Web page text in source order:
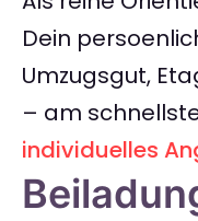
Dein
Umzugsgut,
– am
individuelles